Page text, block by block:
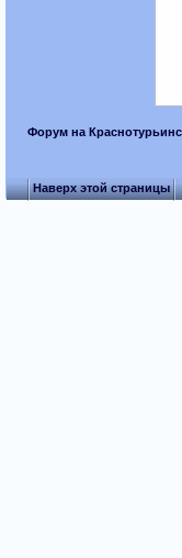
Форум на
Наверх этой страницы